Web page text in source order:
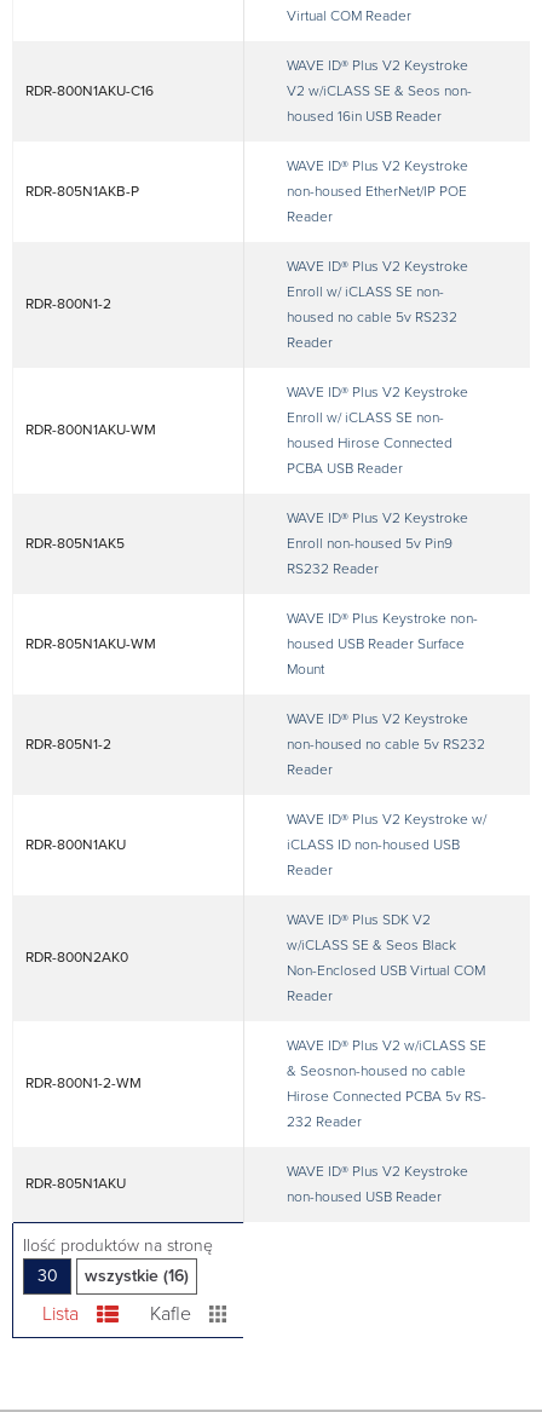
Virtual COM Reader
RDR-800N1AKU-C16
WAVE ID® Plus V2 Keystroke
V2 w/iCLASS SE & Seos non-
housed 16in USB Reader
RDR-805N1AKB-P
WAVE ID® Plus V2 Keystroke
non-housed EtherNet/IP POE
Reader
RDR-800N1-2
WAVE ID® Plus V2 Keystroke
Enroll w/ iCLASS SE non-
housed no cable 5v RS232
Reader
RDR-800N1AKU-WM
WAVE ID® Plus V2 Keystroke
Enroll w/ iCLASS SE non-
housed Hirose Connected
PCBA USB Reader
RDR-805N1AK5
WAVE ID® Plus V2 Keystroke
Enroll non-housed 5v Pin9
RS232 Reader
RDR-805N1AKU-WM
WAVE ID® Plus Keystroke non-
housed USB Reader Surface
Mount
RDR-805N1-2
WAVE ID® Plus V2 Keystroke
non-housed no cable 5v RS232
Reader
RDR-800N1AKU
WAVE ID® Plus V2 Keystroke w/
iCLASS ID non-housed USB
Reader
RDR-800N2AK0
WAVE ID® Plus SDK V2
w/iCLASS SE & Seos Black
Non-Enclosed USB Virtual COM
Reader
RDR-800N1-2-WM
WAVE ID® Plus V2 w/iCLASS SE
& Seosnon-housed no cable
Hirose Connected PCBA 5v RS-
232 Reader
RDR-805N1AKU
WAVE ID® Plus V2 Keystroke
non-housed USB Reader
Ilość produktów na stronę
30
wszystkie (16)
Lista Kafle